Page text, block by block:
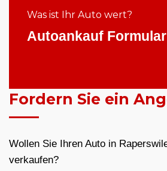
Was ist Ihr Auto wert?
Autoankauf Formular
Fordern Sie ein
Wollen Sie Ihren Auto in
verkaufen?